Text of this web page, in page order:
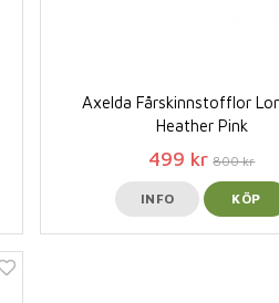
Axelda Fårskinnstofflor
Heather Pink
499 kr 800 kr
INFO KÖP